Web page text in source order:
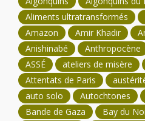
Aliments ultratransformés
Amazon
Amir Khadir
Anishinabé
Anthropocène
ASSÉ
ateliers de misère
Attentats de Paris
auto solo
Autochtones
Bande de Gaza
Bay du